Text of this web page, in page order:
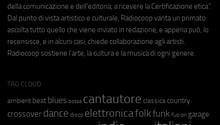
della comunicazione e dell'editoria, a ricevere la Certificazione etica".
Dal punto di vista artistico e culturale, Radiocoop vanta un primato:
ascolta tutto quello che viene inviato in redazione, e appena può, lo
recensisce, e in alcuni casi, chiede collaborazione agli artisti.
Radiocoop sostiene l'arte, la cultura e la musica di ogni genere.
TAG CLOUD
ambient beat blues bossa cantautore classica country
crossover dance disco elettronicafolkfunk fusion garage